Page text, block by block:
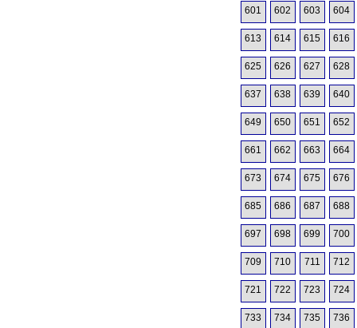
601 602 603 604
613 614 615 616
625 626 627 628
637 638 639 640
649 650 651 652
661 662 663 664
673 674 675 676
685 686 687 688
697 698 699 700
709 710 711 712
721 722 723 724
733 734 735 736